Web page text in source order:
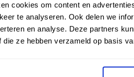
cookies om content en
te analyseren. Ook delen we
en analyse. Deze partners
die ze hebben verzameld op basis